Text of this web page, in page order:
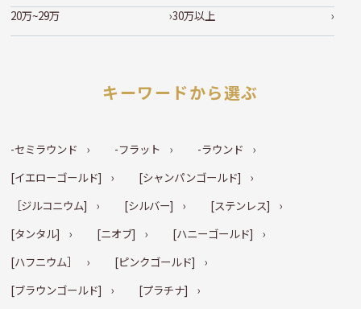
20万~29万
30万以上
キーワードから選ぶ
-セミラウンド -フラット
-ラウンド
[イエローゴールド]
[シャンパンゴールド]
［ジルコニウム]
[シルバー]
[ステンレス]
[タンタル]
[ニオブ]
[ハニーゴールド]
[ハフニウム］
[ピンクゴールド]
[ブラウンゴールド]
[プラチナ]